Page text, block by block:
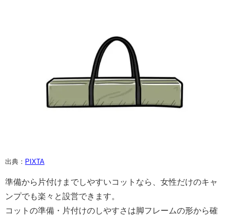
出典： PIXTA
準備から片付けまでしやすいコットなら、女性だけのキャ
ンプでも楽々と設営できます。
コットの準備・片付けのしやすさは脚フレームの形から確